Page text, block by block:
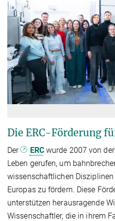
Die ERC-Förderung
Der ERCwurde 2007 von
Leben gerufen, um
wissenschaftlichen
Europas zu fördern. Diese
unterstützen herausragende
Wissenschaftler, die in ihrem